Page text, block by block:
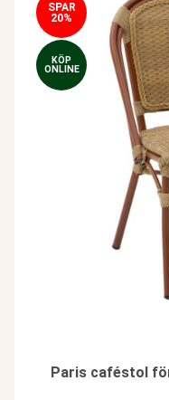
SPAR
20%
KÖP
ONLINE
Paris caféstol